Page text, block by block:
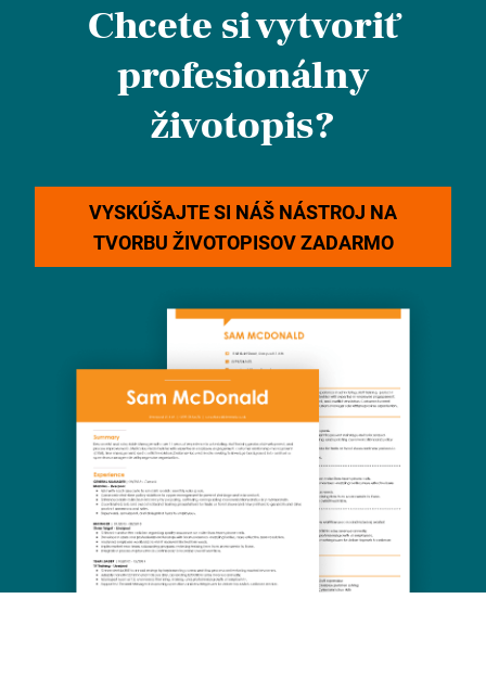
Chcete si vytvoriť
profesionálny
životopis?
VYSKÚŠAJTE SI NÁŠ NÁSTROJ NA
TVORBU ŽIVOTOPISOV ZADARMO